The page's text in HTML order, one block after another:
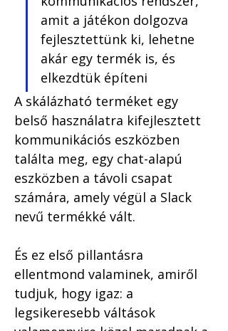
amit a játékon dolgozva
fejlesztettünk ki, lehetne
akár egy termék is, és
elkezdtük építeni
A skálázható terméket egy
belső használatra kifejlesztett
kommunikációs eszközben
találta meg, egy chat-alapú
eszközben a távoli csapat
számára, amely végül a Slack
nevű termékké vált.
És ez első pillantásra
ellentmond valaminek, amiről
tudjuk, hogy igaz: a
legsikeresebb váltások